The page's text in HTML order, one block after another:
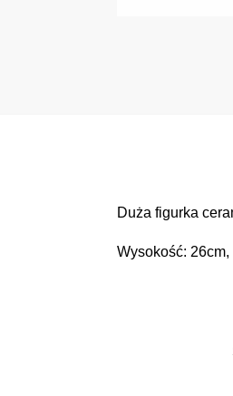
Duża figurka
Wysokość: 26cm,